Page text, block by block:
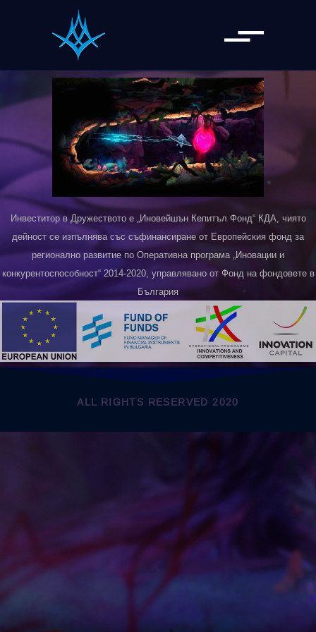
Инвеститор в Дружеството е „Иновейшън Кепитъл Фонд“ КДА, чиято
дейност се изпълнява със съфинансиране от Европейския фонд за
регионално развитие по Оперативна програма „Иновации и
конкурентоспособност“ 2014-2020, управлявано от Фонд на фондовете в
България
ALL RIGHTS RESERVED 2020